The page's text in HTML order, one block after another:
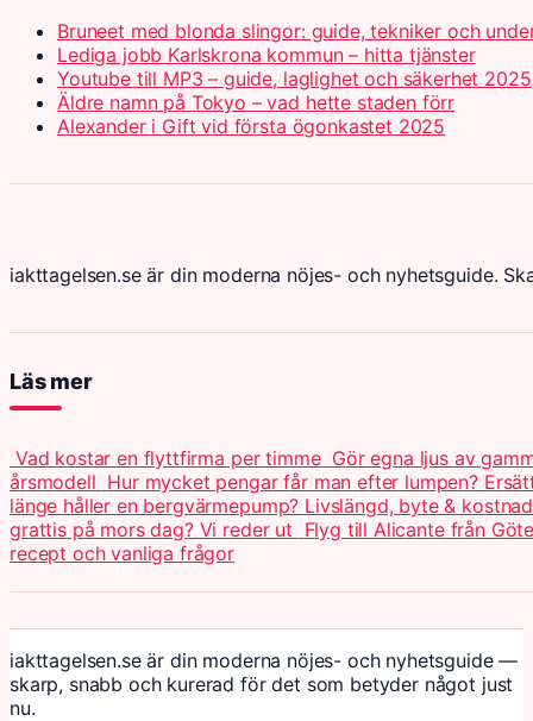
Bruneet med blonda slingor: guide, tekniker och
Lediga jobb Karlskrona kommun – hitta tjänster
Youtube till MP3 – guide, laglighet och säkerhet 2025
Äldre namn på Tokyo – vad hette staden förr
Alexander i Gift vid första ögonkastet 2025
iakttagelsen.se är din moderna nöjes- och nyhetsguide.
Läs mer
Vad kostar en flyttfirma per timme Gör egna ljus av
årsmodell Hur mycket pengar får man efter lumpen?
länge håller en bergvärmepump? Livslängd, byte & kostnad
grattis på mors dag? Vi reder ut Flyg till Alicante från
recept och vanliga frågor
iakttagelsen.se är din moderna nöjes- och nyhetsguide —
skarp, snabb och kurerad för det som betyder något just
nu.